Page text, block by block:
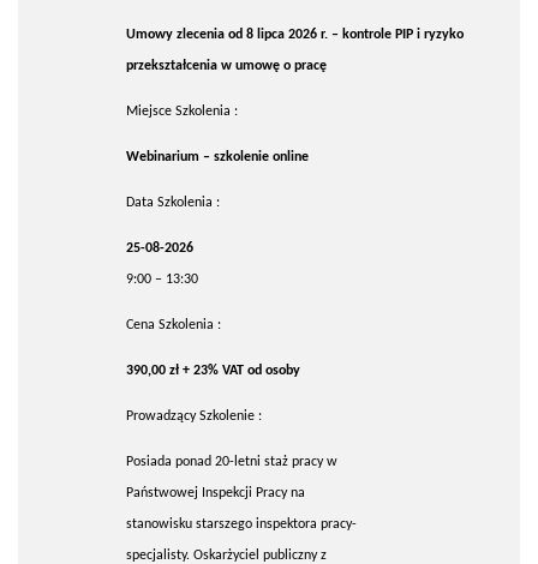
Umowy zlecenia od 8 lipca 2026 r. – kontrole PIP i ryzyko
przekształcenia w umowę o pracę
Miejsce Szkolenia :
Webinarium – szkolenie online
Data Szkolenia :
25-08-2026
9:00 – 13:30
Cena Szkolenia :
390,00 zł + 23% VAT od osoby
Prowadzący Szkolenie :
Posiada ponad 20-letni staż pracy w
Państwowej Inspekcji Pracy na
stanowisku starszego inspektora pracy-
specjalisty. Oskarżyciel publiczny z